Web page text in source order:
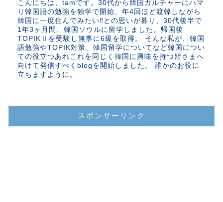
こんにちは、tamです。30代から韓国カルチャーにハマ
り韓国語の勉強を独学で開始、年4回ほど渡韓しながら
韓国に一度住んでみたい‼︎との思いが募り、30代後半で
1年3ヶ月間、韓国ソウルに留学しました。帰国後
TOPIKⅡを受験し無事に6級を取得。 そんな私が、韓国
語勉強やTOPIK対策、韓国留学についてなど韓国につい
ての役立つあれこれを同じく韓国に興味を持つ皆さまへ
向けて発信すべくblogを開始しました。 誰かのお役に
立ちますように。
スポンサーリンク